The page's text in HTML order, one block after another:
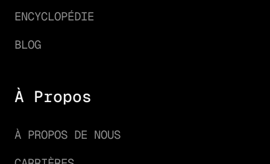
ENCYCLOPÉDIE
BLOG
À Propos
À PROPOS DE NOUS